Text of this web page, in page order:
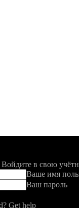
в свою
Ваше имя
Ваш пароль
Get help